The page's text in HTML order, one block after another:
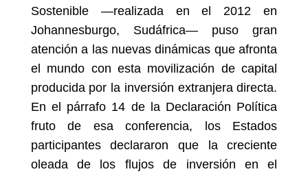
Sostenible —realizada en el 2012 en
Johannesburgo, Sudáfrica— puso gran
atención a las nuevas dinámicas que afronta
el mundo con esta movilización de capital
producida por la inversión extranjera directa.
En el párrafo 14 de la Declaración Política
fruto de esa conferencia, los Estados
participantes declararon que la creciente
oleada de los flujos de inversión en el